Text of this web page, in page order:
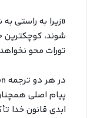
«زیرا به راستی
شوند،
تورات محو
پیام اصلی
ابدی قانون خدا